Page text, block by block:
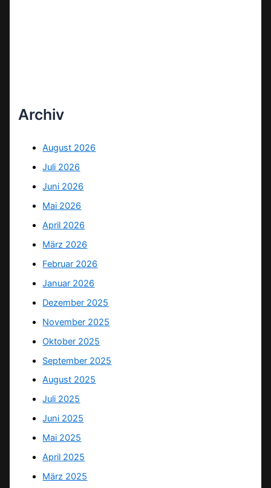
Archiv
August 2026
Juli 2026
Juni 2026
Mai 2026
April 2026
März 2026
Februar 2026
Januar 2026
Dezember 2025
November 2025
Oktober 2025
September 2025
August 2025
Juli 2025
Juni 2025
Mai 2025
April 2025
März 2025